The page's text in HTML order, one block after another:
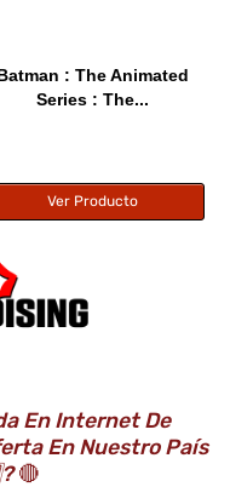
: The Animated
Series : The...
Ver Producto
En Internet De
En Nuestro País
🔴